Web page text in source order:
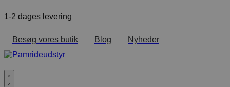
to
1-2 dages levering
Besøg vores butik Blog Nyheder